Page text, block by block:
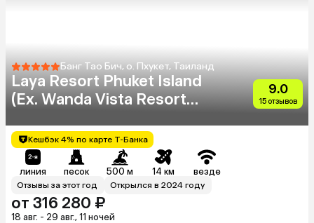
Банг Тао Бич, о. Пхукет, Таиланд
Laya Resort Phuket Island
(Ex. Wanda Vista Resort
9.0
15 отзывов
Кешбэк 4% по карте Т-Банка
линия песок 500 м 14 км везде
Отзывы за этот год Открылся в 2024 году
от 316 280 ₽
18 авг. - 29 авг., 11 ночей